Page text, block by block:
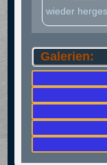
wieder
Galerien: